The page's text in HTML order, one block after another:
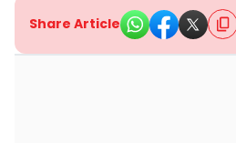
Share Article